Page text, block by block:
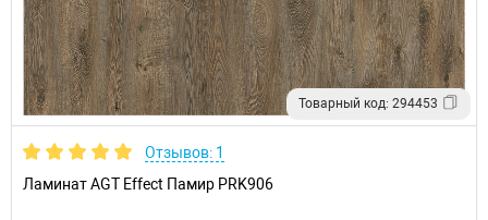
Товарный код: 294453
Отзывов: 1
Ламинат AGT Effect Памир PRK906